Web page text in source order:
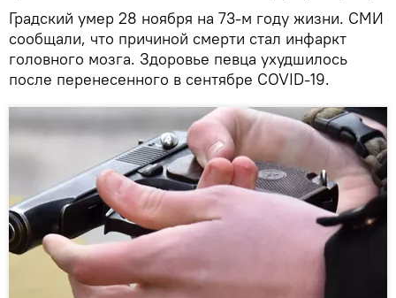
Градский умер 28 ноября на 73-м году жизни. СМИ
сообщали, что причиной смерти стал инфаркт
головного мозга. Здоровье певца ухудшилось
после перенесенного в сентябре COVID-19.